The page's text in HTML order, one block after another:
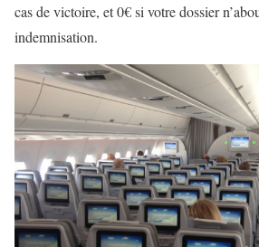
cas de victoire, et 0€ si votre dossier
indemnisation.